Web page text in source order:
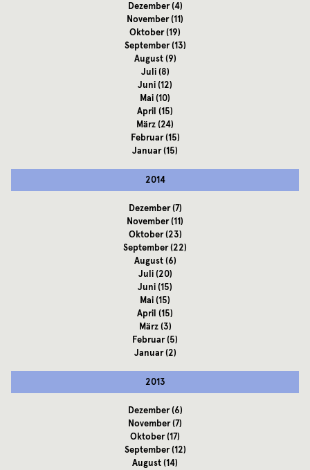
Dezember(4)
November(11)
Oktober(19)
September(13)
August(9)
Juli(8)
Juni(12)
Mai(10)
April (15)
März(24)
Februar(15)
Januar(15)
2014
Dezember(7)
November(11)
Oktober(23)
September(22)
August(6)
Juli(20)
Juni(15)
Mai(15)
April (15)
März(3)
Februar(5)
Januar(2)
2013
Dezember(6)
November(7)
Oktober(17)
September(12)
August(14)